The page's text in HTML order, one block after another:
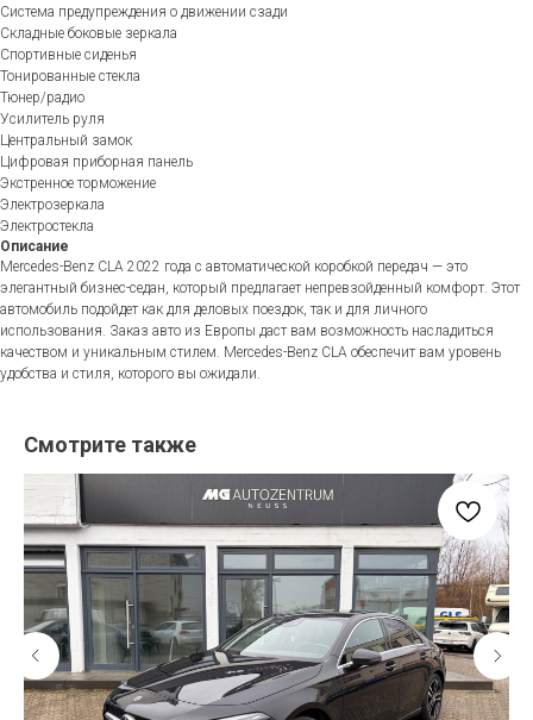
Система предупреждения о движении сзади
Складные боковые зеркала
Спортивные сиденья
Тонированные стекла
Тюнер/радио
Усилитель руля
Центральный замок
Цифровая приборная панель
Экстренное торможение
Электрозеркала
Электростекла
Описание
Mercedes-Benz CLA 2022 года с автоматической коробкой передач — это
элегантный бизнес-седан, который предлагает непревзойденный комфорт. Этот
автомобиль подойдет как для деловых поездок, так и для личного
использования. Заказ авто из Европы даст вам возможность насладиться
качеством и уникальным стилем. Mercedes-Benz CLA обеспечит вам уровень
удобства и стиля, которого вы ожидали.
Смотрите также